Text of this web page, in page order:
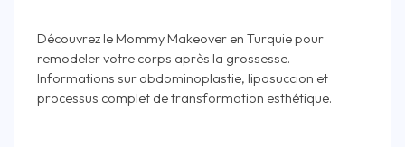
Découvrez le Mommy Makeover en Turquie pour
remodeler votre corps après la grossesse.
Informations sur abdominoplastie, liposuccion et